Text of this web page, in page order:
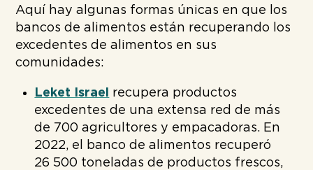
Aquí hay algunas formas únicas en que los
bancos de alimentos están recuperando los
excedentes de alimentos en sus
comunidades:
Leket Israel
recupera productos
excedentes de una extensa red de más
de 700 agricultores y empacadoras. En
2022, el banco de alimentos recuperó
26 500 toneladas de productos frescos,